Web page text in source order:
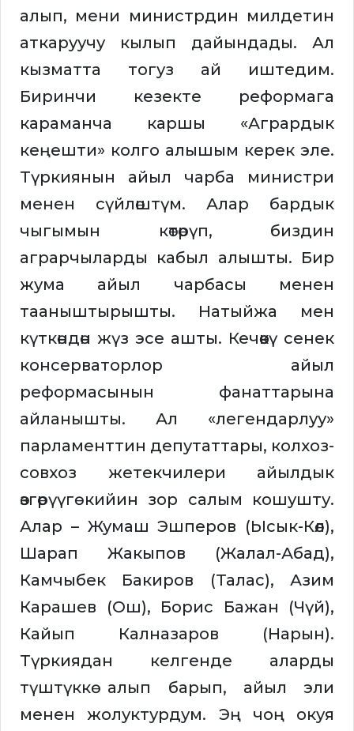
алып, мени министрдин милдетин
аткаруучу кылып дайындады. Ал
кызматта тогуз ай иштедим.
Биринчи кезекте реформага
караманча каршы «Агрардык
кеңешти» колго алышым керек эле.
Түркиянын айыл чарба министри
менен сүйлөштүм. Алар бардык
чыгымын көтөрүп, биздин
аграрчыларды кабыл алышты. Бир
жума айыл чарбасы менен
тааныштырышты. Натыйжа мен
күткөндөн жүз эсе ашты. Кечөөкү сенек
консерваторлор айыл
реформасынын фанаттарына
айланышты. Ал «легендарлуу»
парламенттин депутаттары, колхоз-
совхоз жетекчилери айылдык
өзгөрүүгө кийин зор салым кошушту.
Алар – Жумаш Эшперов (Ысык-Көл),
Шарап Жакыпов (Жалал-Абад),
Камчыбек Бакиров (Талас), Азим
Карашев (Ош), Борис Бажан (Чүй),
Кайып Калназаров (Нарын).
Түркиядан келгенде аларды
түштүккө алып барып, айыл эли
менен жолуктурдум. Эң чоң окуя